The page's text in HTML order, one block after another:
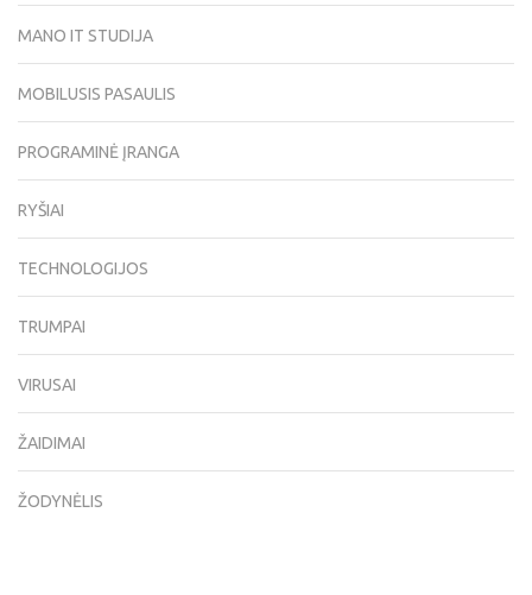
MANO IT STUDIJA
MOBILUSIS PASAULIS
PROGRAMINĖ ĮRANGA
RYŠIAI
TECHNOLOGIJOS
TRUMPAI
VIRUSAI
ŽAIDIMAI
ŽODYNĖLIS